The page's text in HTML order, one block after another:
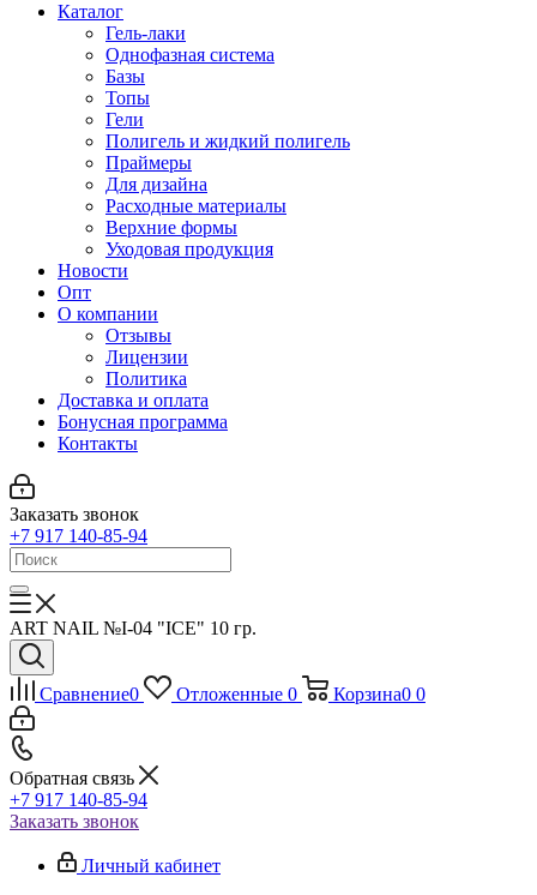
Каталог
Гель-лаки
Однофазная система
Базы
Топы
Гели
Полигель и жидкий полигель
Праймеры
Для дизайна
Расходные материалы
Верхние формы
Уходовая продукция
Новости
Опт
О компании
Отзывы
Лицензии
Политика
Доставка и оплата
Бонусная программа
Контакты
Заказать звонок
+7 917 140-85-94
ART NAIL №I-04 "ICE" 10 гр.
Сравнение0 Отложенные 0 Корзина0 0
Обратная связь
+7 917 140-85-94
Заказать звонок
Личный кабинет